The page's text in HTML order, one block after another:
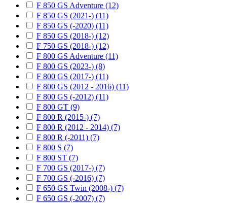
F 850 GS Adventure (12)
F 850 GS (2021-) (11)
F 850 GS (-2020) (11)
F 850 GS (2018-) (12)
F 750 GS (2018-) (12)
F 800 GS Adventure (11)
F 800 GS (2023-) (8)
F 800 GS (2017-) (11)
F 800 GS (2012 - 2016) (11)
F 800 GS (-2012) (11)
F 800 GT (9)
F 800 R (2015-) (7)
F 800 R (2012 - 2014) (7)
F 800 R (-2011) (7)
F 800 S (7)
F 800 ST (7)
F 700 GS (2017-) (7)
F 700 GS (-2016) (7)
F 650 GS Twin (2008-) (7)
F 650 GS (-2007) (7)